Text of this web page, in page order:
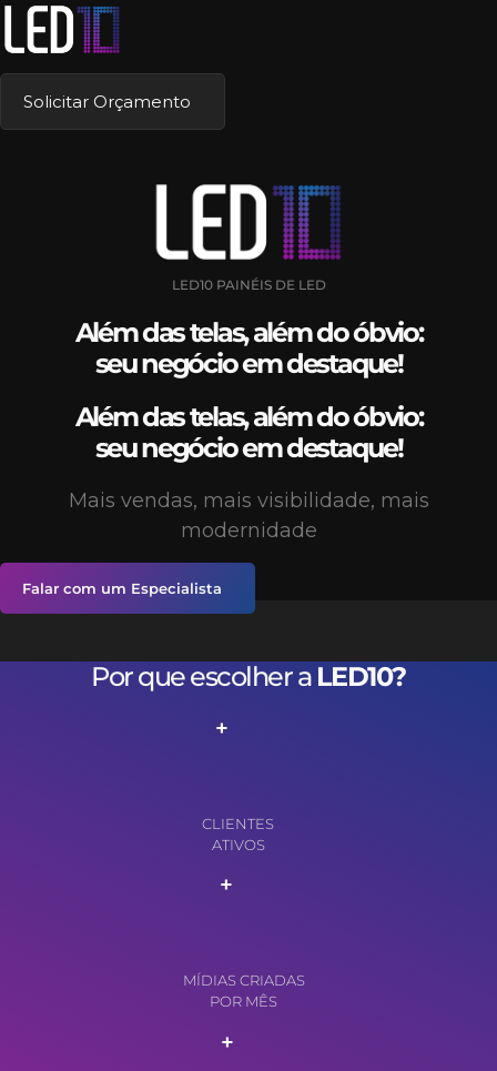
Solicitar Orçamento
LED10 PAINÉIS DE LED
Além das telas, além do óbvio:
seu negócio em destaque!
Além das telas, além do óbvio:
seu negócio em destaque!
Mais vendas, mais visibilidade, mais
modernidade
Falar com um Especialista
Por que escolher a LED10?
+
CLIENTES
ATIVOS
+
MÍDIAS CRIADAS
POR MÊS
+